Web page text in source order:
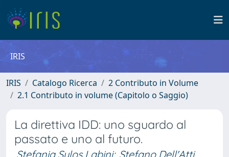
IRIS
IRIS Catalogo Ricerca
2 Contributo in Volume
2.1 Contributo in volume (Capitolo o Saggio)
La direttiva IDD: uno sguardo al
passato e uno al futuro.
Stefania Sylos Labini; Stefano Dell'Atti